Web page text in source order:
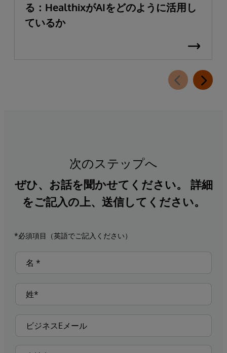
る：HealthixがAIをどのように活用し
ているか
次のステップへ
ぜひ、お話を聞かせてください。 詳細
をご記入の上、送信してください。
*必須項目（英語でご記入ください）